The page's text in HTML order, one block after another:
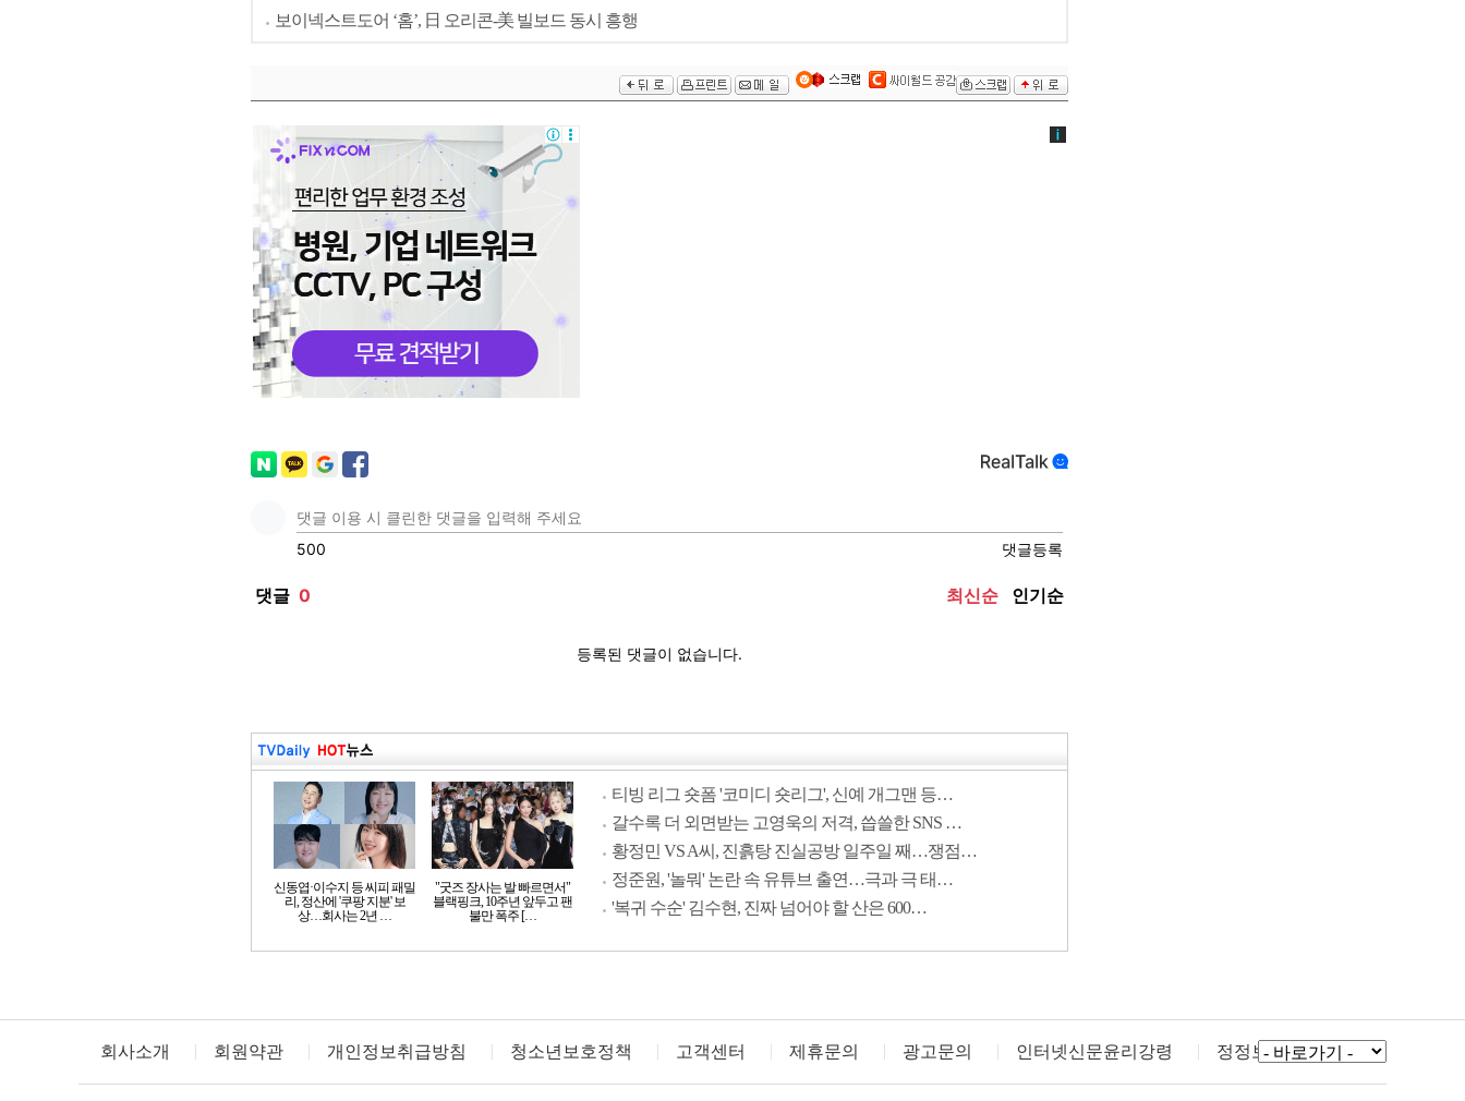
보이넥스트도어 ‘홈’, 日 오리콘-美 빌보드 동시 흥행
신동엽·이수지 등 씨피 패밀
리, 정산에 '쿠팡 지분' 보
상…회사는 2년 …
"굿즈 장사는 발 빠르면서"
블랙핑크, 10주년 앞두고 팬
불만 폭주 […
티빙 리그 숏폼 '코미디 숏리그', 신예 개그맨 등…
갈수록 더 외면받는 고영욱의 저격, 씁쓸한 SNS …
황정민 VS A씨, 진흙탕 진실공방 일주일 째…쟁점…
정준원, '놀뭐' 논란 속 유튜브 출연…극과 극 태…
'복귀 수순' 김수현, 진짜 넘어야 할 산은 600…
회사소개 회원약관 개인정보취급방침 청소년보호정책 고객센터 제휴문의 광고문의 인터넷신문윤리강령 정정보도